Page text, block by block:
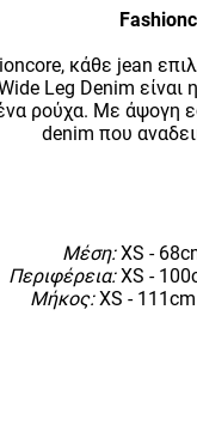
κάθε jean
Leg Denim
ρούχα. Με άψογη
denim που
Μέση: XS -
Περιφέρεια: XS -
Μήκος: XS -